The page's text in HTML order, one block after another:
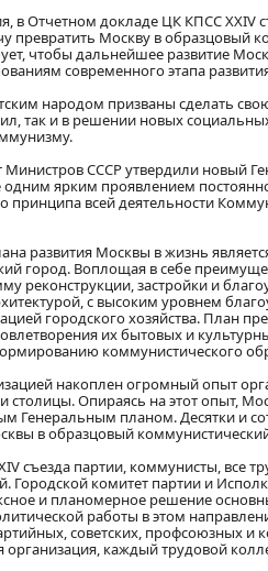
в Отчетном докладе ЦК КПСС XXIV
превратить Москву в образцовый
чтобы дальнейшее развитие
современного этапа
народом призваны сделать
так и в решении новых
Министров СССР утвердили новый
ярким проявлением
всей деятельности
развития Москвы в жизнь
город. Воплощая в себе
реконструкции, застройки и
с высоким уровнем
городского хозяйства. План
их бытовых и
коммунистического
накоплен огромный опыт
столицы. Опираясь на этот опыт,
Генеральным планом. Десятки и
в образцовый
съезда партии, коммунисты, все
Городской комитет партии и
и планомерное решение
работы в этом
советских, профсоюзных
каждый трудовой